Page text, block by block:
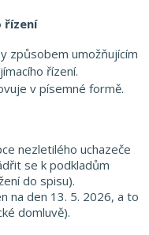
řízení
způsobem umožňujícím
řízení.
v písemné formě.
nezletilého uchazeče
se k podkladům
do spisu).
na den 13. 5. 2026, a to
domluvě).